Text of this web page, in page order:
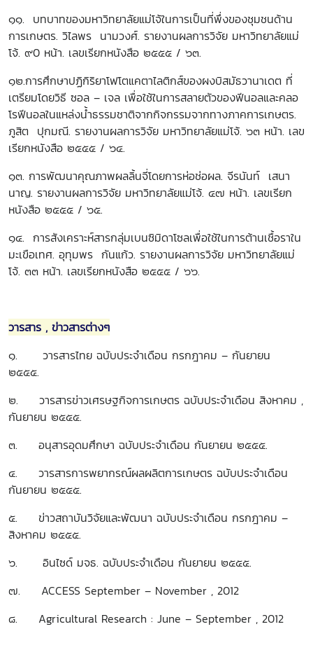
๑๑. บทบาทของมหาวิทยาลัยแม่โจ้ในการเป็นที่พึ่งของชุมชนด้าน
การเกษตร. วิไลพร นามวงศ์. รายงานผลการวิจัย มหาวิทยาลัยแม่
โจ้. ๙0 หน้า. เลขเรียกหนังสือ ๒๕๕๕ / ๖๓.
๑๒.การศึกษาปฏิกิริยาโฟโตแคตาไลติกส์ของผงบิสมัธวานาเดต ที่
เตรียมโดยวิธี ซอล – เจล เพื่อใช้ในการสลายตัวของฟีนอลและคลอ
โรฟีนอลในแหล่งน้ำธรรมชาติจากกิจกรรมจากทางภาคการเกษตร.
ภูสิต ปุกมณี. รายงานผลการวิจัย มหาวิทยาลัยแม่โจ้. ๖๓ หน้า. เลข
เรียกหนังสือ ๒๕๕๕ / ๖๔.
๑๓. การพัฒนาคุณภาพผลลิ้นจี่โดยการห่อช่อผล. จีรนันท์ เสนา
นาญ. รายงานผลการวิจัย มหาวิทยาลัยแม่โจ้. ๔๗ หน้า. เลขเรียก
หนังสือ ๒๕๕๕ / ๖๕.
๑๔. การสังเคราะห์สารกลุ่มเบนซิมิดาโซลเพื่อใช้ในการต้านเชื้อราใน
มะเขือเทศ. อุทุมพร กันแก้ว. รายงานผลการวิจัย มหาวิทยาลัยแม่
โจ้. ๓๓ หน้า. เลขเรียกหนังสือ ๒๕๕๕ / ๖๖.
วารสาร , ข่าวสารต่างๆ
๑. วารสารไทย ฉบับประจำเดือน กรกฎาคม – กันยายน
๒๕๕๕.
๒. วารสารข่าวเศรษฐกิจการเกษตร ฉบับประจำเดือน สิงหาคม ,
กันยายน ๒๕๕๕.
๓. อนุสารอุดมศึกษา ฉบับประจำเดือน กันยายน ๒๕๕๕.
๔. วารสารการพยากรณ์ผลผลิตการเกษตร ฉบับประจำเดือน
กันยายน ๒๕๕๕.
๕. ข่าวสถาบันวิจัยและพัฒนา ฉบับประจำเดือน กรกฎาคม –
สิงหาคม ๒๕๕๕.
๖. อินไซด์ มจธ. ฉบับประจำเดือน กันยายน ๒๕๕๕.
๗. ACCESS September – November , 2012
๘. Agricultural Research : June – September , 2012